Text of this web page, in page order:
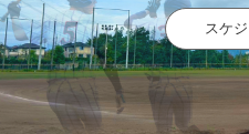
スケ